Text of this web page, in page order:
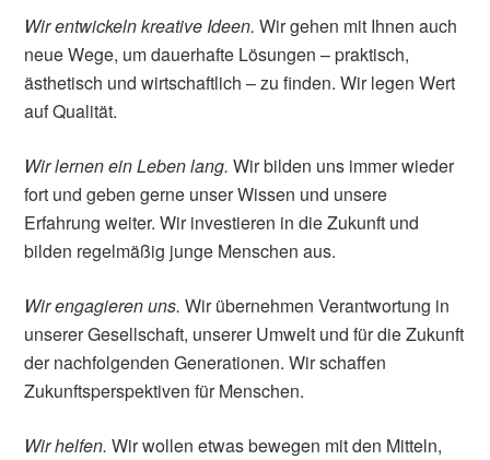
Wir entwickeln kreative Ideen. Wir gehen mit Ihnen auch
neue Wege, um dauerhafte Lösungen – praktisch,
ästhetisch und wirtschaftlich – zu finden. Wir legen Wert
auf Qualität.
Wir lernen ein Leben lang. Wir bilden uns immer wieder
fort und geben gerne unser Wissen und unsere
Erfahrung weiter. Wir investieren in die Zukunft und
bilden regelmäßig junge Menschen aus.
Wir engagieren uns. Wir übernehmen Verantwortung in
unserer Gesellschaft, unserer Umwelt und für die Zukunft
der nachfolgenden Generationen. Wir schaffen
Zukunftsperspektiven für Menschen.
Wir helfen. Wir wollen etwas bewegen mit den Mitteln,